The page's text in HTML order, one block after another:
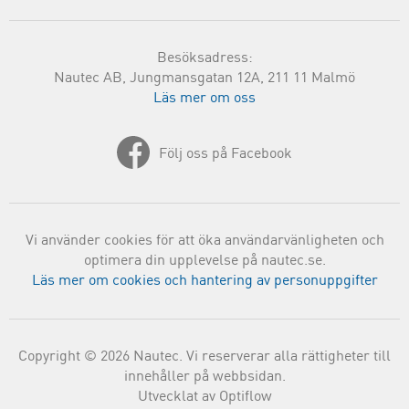
Besöksadress:
Nautec AB, Jungmansgatan 12A, 211 11 Malmö
Läs mer om oss
Följ oss på Facebook
Vi använder cookies för att öka användarvänligheten och
optimera din upplevelse på nautec.se.
Läs mer om cookies och hantering av personuppgifter
Copyright © 2026 Nautec. Vi reserverar alla rättigheter till
innehåller på webbsidan.
Utvecklat av Optiflow